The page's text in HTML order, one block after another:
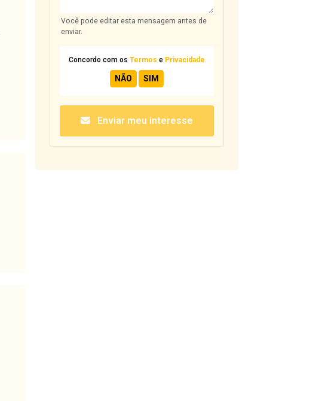
Você pode editar esta mensagem antes de
enviar.
Concordo com os Termos e Privacidade
Enviar meu interesse